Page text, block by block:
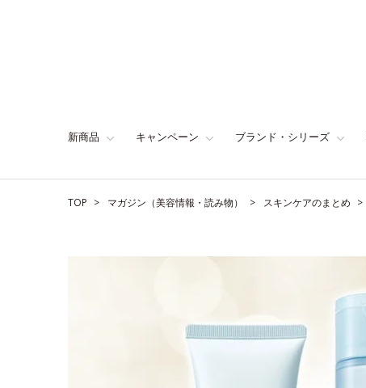
新商品 キャンペーン ブランド・シリーズ
TOP マガジン（美容情報・読み物） スキンケアのまとめ